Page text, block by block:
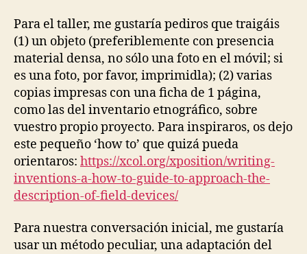
Para el taller, me gustaría pediros que traigáis
(1) un objeto (preferiblemente con presencia
material densa, no sólo una foto en el móvil; si
es una foto, por favor, imprimidla); (2) varias
copias impresas con una ficha de 1 página,
como las del inventario etnográfico, sobre
vuestro propio proyecto. Para inspiraros, os dejo
este pequeño ‘how to’ que quizá pueda
orientaros: https://xcol.org/xposition/writing-
inventions-a-how-to-guide-to-approach-the-
description-of-field-devices/
Para nuestra conversación inicial, me gustaría
usar un método peculiar, una adaptación del